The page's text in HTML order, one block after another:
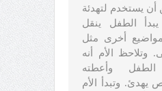
أن يستخدم لتهدئة
الطفل ينقل
مواضيع أخرى مثل
وتلاحظ الأم أنه
وأعطته
يهدئ. وتبدأ الأم